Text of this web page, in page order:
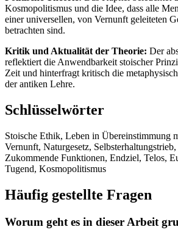
Kosmopolitismus und die Idee, dass alle
einer universellen, von Vernunft geleiteten
betrachten sind.
Kritik und Aktualität der Theorie: Der
reflektiert die Anwendbarkeit stoischer
Zeit und hinterfragt kritisch die
der antiken Lehre.
Schlüsselwörter
Stoische Ethik, Leben in Übereinstimmung
Vernunft, Naturgesetz,
Zukommende Funktionen, Endziel, Telos,
Tugend, Kosmopolitismus
Häufig gestellte Fragen
Worum geht es in dieser Arbeit